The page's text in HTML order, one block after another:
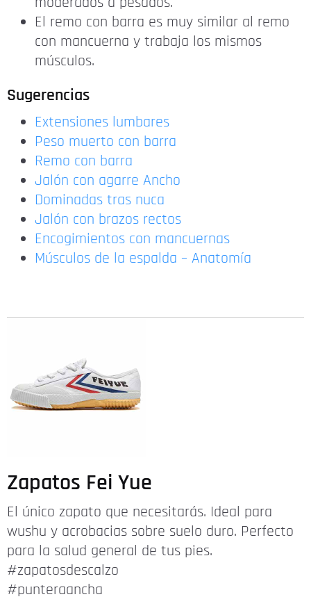
El remo con barra es muy similar al remo
con mancuerna y trabaja los mismos
músculos.
Sugerencias
Extensiones lumbares
Peso muerto con barra
Remo con barra
Jalón con agarre Ancho
Dominadas tras nuca
Jalón con brazos rectos
Encogimientos con mancuernas
Músculos de la espalda – Anatomía
Zapatos Fei Yue
El único zapato que necesitarás. Ideal para
wushu y acrobacias sobre suelo duro. Perfecto
para la salud general de tus pies.
#zapatosdescalzo
#punteraancha